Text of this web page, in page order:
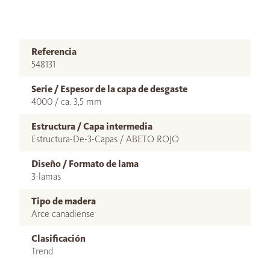
Referencia
548131
Serie / Espesor de la capa de desgaste
4000 / ca. 3,5 mm
Estructura / Capa intermedia
Estructura-De-3-Capas / ABETO ROJO
Diseño / Formato de lama
3-lamas
Tipo de madera
Arce canadiense
Clasificación
Trend